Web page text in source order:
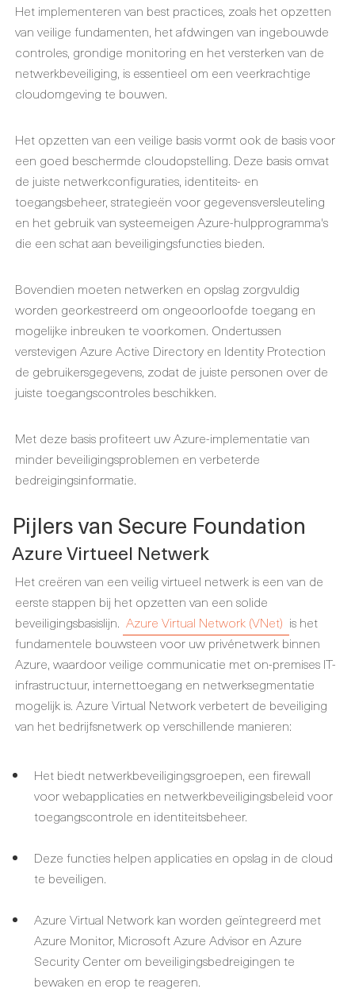
Het implementeren van best practices, zoals het opzetten
van veilige fundamenten, het afdwingen van ingebouwde
controles, grondige monitoring en het versterken van de
netwerkbeveiliging, is essentieel om een veerkrachtige
cloudomgeving te bouwen.
Het opzetten van een veilige basis vormt ook de basis voor
een goed beschermde cloudopstelling. Deze basis omvat
de juiste netwerkconfiguraties, identiteits- en
toegangsbeheer, strategieën voor gegevensversleuteling
en het gebruik van systeemeigen Azure-hulpprogramma's
die een schat aan beveiligingsfuncties bieden.
Bovendien moeten netwerken en opslag zorgvuldig
worden georkestreerd om ongeoorloofde toegang en
mogelijke inbreuken te voorkomen. Ondertussen
verstevigen Azure Active Directory en Identity Protection
de gebruikersgegevens, zodat de juiste personen over de
juiste toegangscontroles beschikken.
Met deze basis profiteert uw Azure-implementatie van
minder beveiligingsproblemen en verbeterde
bedreigingsinformatie.
Pijlers van Secure Foundation
Azure Virtueel Netwerk
Het creëren van een veilig virtueel netwerk is een van de
eerste stappen bij het opzetten van een solide
beveiligingsbasislijn. Azure Virtual Network (VNet) is het
fundamentele bouwsteen voor uw privénetwerk binnen
Azure, waardoor veilige communicatie met on-premises IT-
infrastructuur, internettoegang en netwerksegmentatie
mogelijk is. Azure Virtual Network verbetert de beveiliging
van het bedrijfsnetwerk op verschillende manieren:
Het biedt netwerkbeveiligingsgroepen, een firewall
voor webapplicaties en netwerkbeveiligingsbeleid voor
toegangscontrole en identiteitsbeheer.
Deze functies helpen applicaties en opslag in de cloud
te beveiligen.
Azure Virtual Network kan worden geïntegreerd met
Azure Monitor, Microsoft Azure Advisor en Azure
Security Center om beveiligingsbedreigingen te
bewaken en erop te reageren.